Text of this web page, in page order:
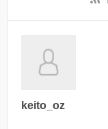
keito_oz